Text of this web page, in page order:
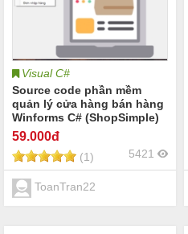
Visual C#
Source code phần mềm
quản lý cửa hàng bán hàng
Winforms C# (ShopSimple)
59.000đ
(1) 5421
ToanTran22